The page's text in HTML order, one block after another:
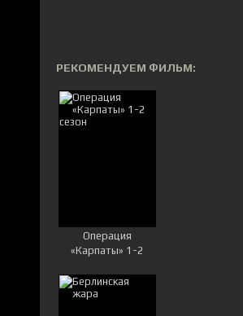
РЕКОМЕНДУЕМ ФИЛЬМ:
Операция
«Карпаты» 1-2